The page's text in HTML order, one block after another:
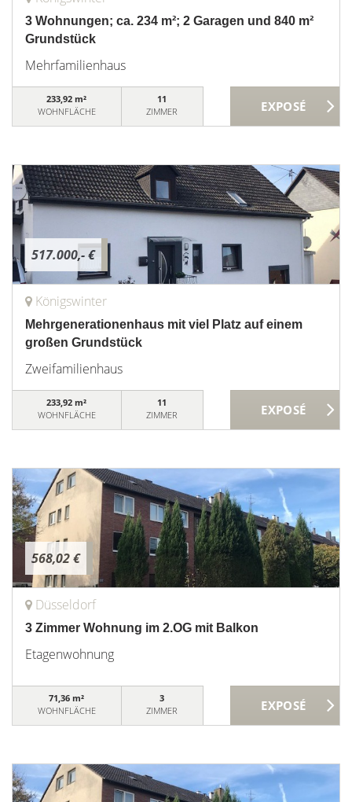
3 Wohnungen; ca. 234 m²; 2 Garagen und 840 m²
Grundstück
Mehrfamilienhaus
233,92 m²
WOHNFLÄCHE
11
ZIMMER
517.000,- €
Königswinter
Mehrgenerationenhaus mit viel Platz auf einem
großen Grundstück
Zweifamilienhaus
233,92 m²
WOHNFLÄCHE
11
ZIMMER
568,02 €
Düsseldorf
3 Zimmer Wohnung im 2.OG mit Balkon
Etagenwohnung
71,36 m²
WOHNFLÄCHE
3
ZIMMER